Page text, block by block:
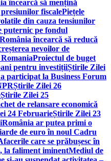
încearcă să mențină
fiscalePiețele
din cauza tensiunilor
puternic pe fondul
România încearcă să reducă
nevoilor de
Proiectul de buget
pentru investițiiȘtirile Zilei
a participat la Business Forum
Știrile Zilei 26
Știrile Zilei 25
de relansare economică
24 FebruarieȘtirile Zilei 23
România ar putea primi o
de euro în noul Cadru
care se prăbușesc în
la faliment iminentMediul de